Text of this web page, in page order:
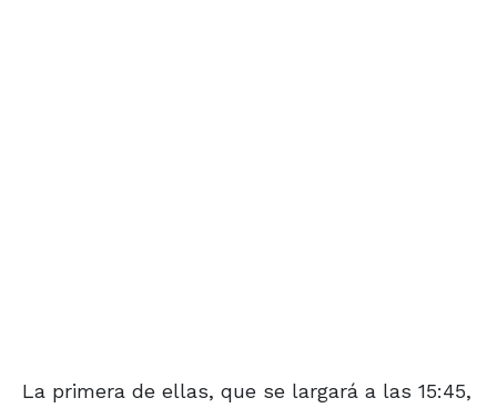
La primera de ellas, que se largará a las 15:45,